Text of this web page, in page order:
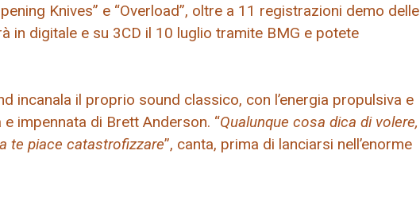
Knives” e “Overload”, oltre a 11 registrazioni demo delle
in digitale e su 3CD il 10 luglio tramite BMG e potete
incanala il proprio sound classico, con l’energia propulsiva e
impennata di Brett Anderson. “Qualunque cosa dica di volere,
te piace catastrofizzare”, canta, prima di lanciarsi nell’enorme